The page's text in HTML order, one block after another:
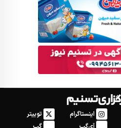
اینستاگرام
توییتر
آی‌گپ گپ